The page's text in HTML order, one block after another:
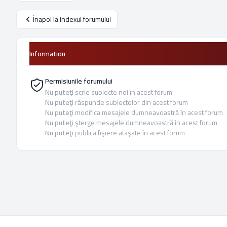
Înapoi la indexul forumului
Information
Permisiunile forumului
Nu puteţiscrie subiecte noi în acest forum
Nu puteţirăspunde subiectelor din acest forum
Nu puteţimodifica mesajele dumneavoastră în acest forum
Nu puteţişterge mesajele dumneavoastră în acest forum
Nu puteţipublica fişiere ataşate în acest forum